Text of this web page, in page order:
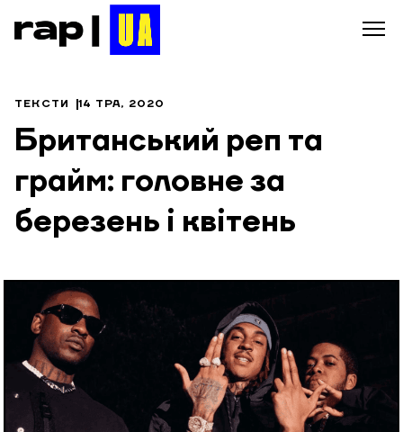
ТЕКСТИ 14 ТРА, 2020
Британський реп та
грайм: головне за
березень і квітень